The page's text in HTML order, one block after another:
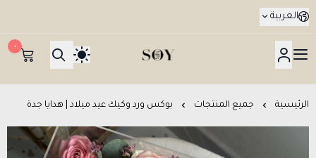
العربية
هدايا جدة SOY Gifts بتوصيل في نفس اليوم
٠
الرئيسية جميع المنتجات بوكس ورد وكيك عيد ميلاد | هدايا جدة